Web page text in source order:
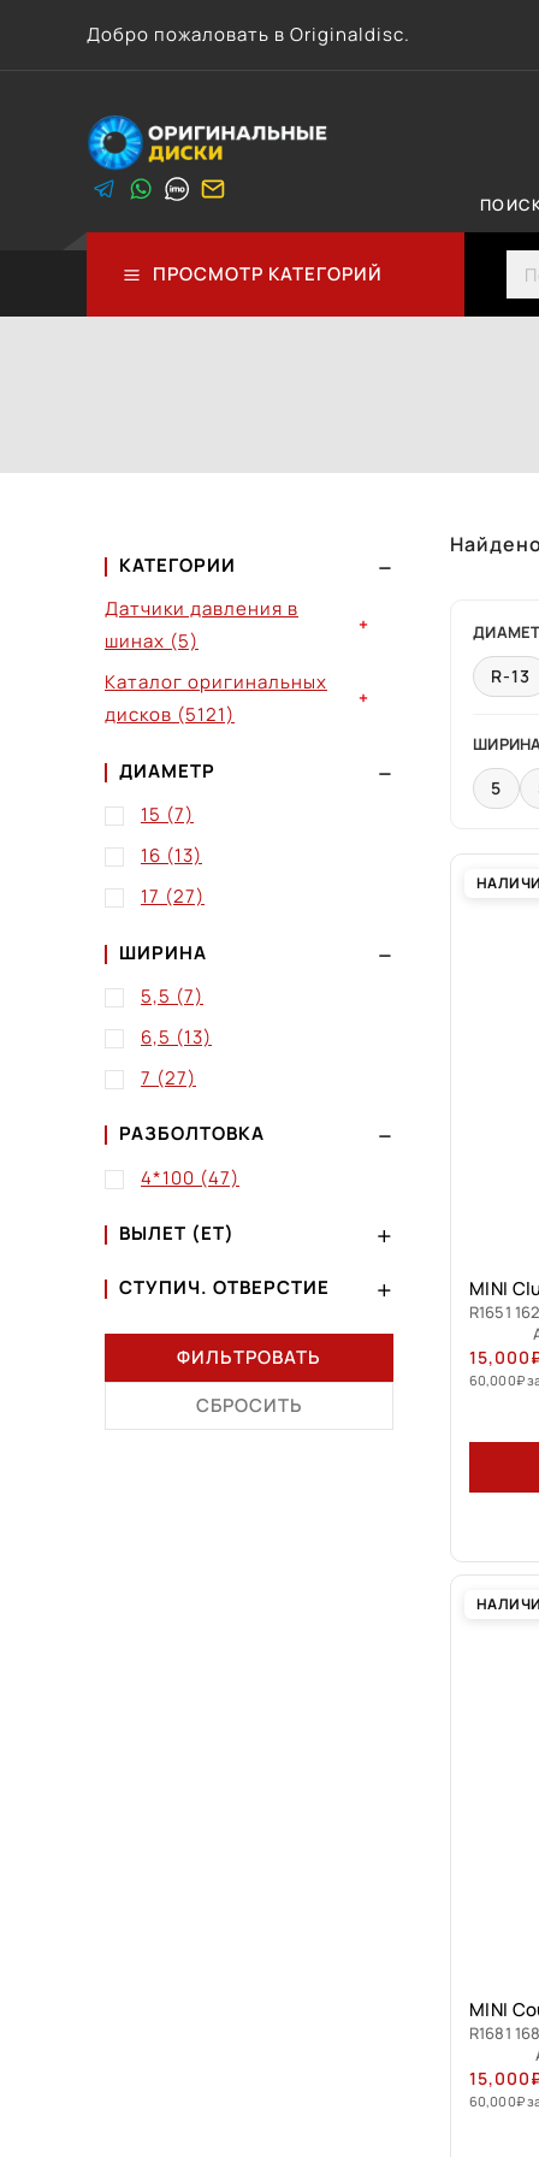
Добро пожаловать в Originaldisc.
ПРОСМОТР КАТЕГОРИЙ
Найдено
R-13
5
MINI
R1651
15,000
60,000₽
MINI
R1681
15,000
60,000₽
КАТЕГОРИИ
Датчики давления в
шинах (5)
+
Каталог оригинальных
дисков (5121)
+
ДИАМЕТР
15 (7)
16 (13)
17 (27)
ШИРИНА
5,5 (7)
6,5 (13)
7 (27)
РАЗБОЛТОВКА
4*100 (47)
ВЫЛЕТ (ET)
СТУПИЧ. ОТВЕРСТИЕ
ФИЛЬТРОВАТЬ
СБРОСИТЬ